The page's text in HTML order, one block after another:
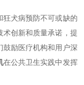
狂犬病预防不可或缺的
术创新和质量承诺，提
鼓励医疗机构和用户深
在公共卫生实践中发挥